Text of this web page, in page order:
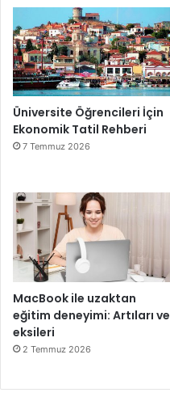
Üniversite Öğrencileri İçin
Ekonomik Tatil Rehberi
7 Temmuz 2026
MacBook ile uzaktan
eğitim deneyimi: Artıları ve
eksileri
2 Temmuz 2026